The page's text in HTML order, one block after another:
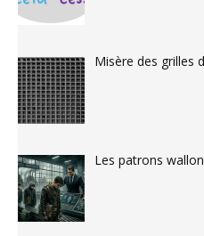
Misère des grilles
Les patrons